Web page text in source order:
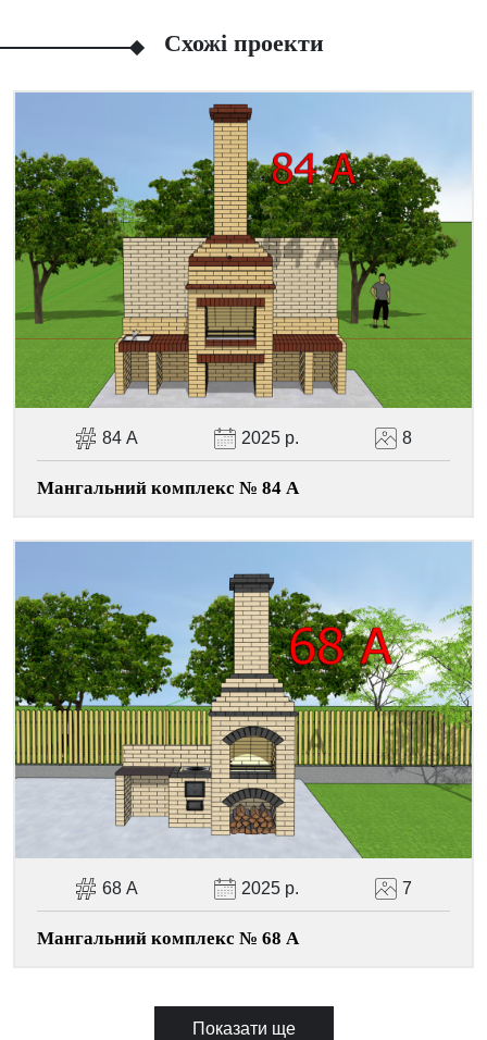
Facebook
ViberTelegramWhatsApp
Pinterest
Схожі проекти
84 А 2025 р. 8
Мангальний комплекс № 84 А
68 А 2025 р. 7
Мангальний комплекс № 68 А
Показати ще